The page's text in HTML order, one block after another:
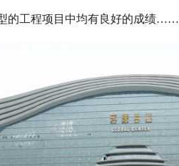
工程项目中均有良好的成绩……